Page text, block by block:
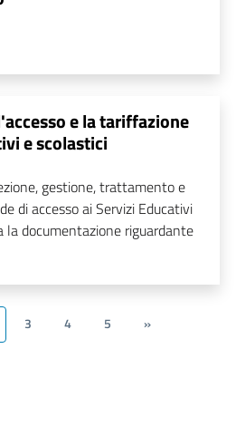
e la tariffazione
e scolastici
gestione, trattamento e
di accesso ai Servizi Educativi
documentazione riguardante
3 4 5 »